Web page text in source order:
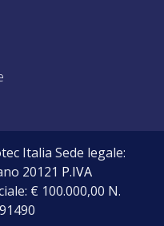
Italia Sede legale:
20121 P.IVA
€ 100.000,00 N.